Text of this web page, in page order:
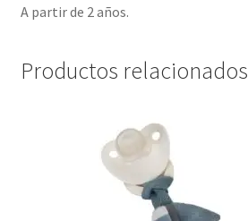
A partir de 2 años.
Productos relacionados